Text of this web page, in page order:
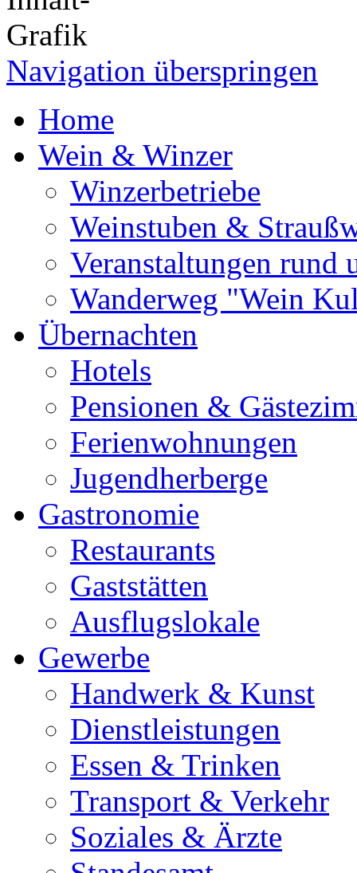
Navigation überspringen
Home
Wein & Winzer
Winzerbetriebe
Weinstuben &
Veranstaltungen rund
Wanderweg "Wein
Übernachten
Hotels
Pensionen &
Ferienwohnungen
Jugendherberge
Gastronomie
Restaurants
Gaststätten
Ausflugslokale
Gewerbe
Handwerk & Kunst
Dienstleistungen
Essen & Trinken
Transport & Verkehr
Soziales & Ärzte